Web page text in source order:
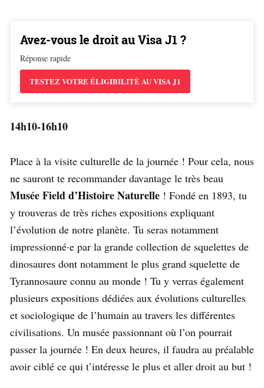
Avez-vous le droit au Visa J1 ?
Réponse rapide
TESTEZ VOTRE ÉLIGIBILITÉ AU VISA J1
14h10-16h10
Place à la visite culturelle de la journée ! Pour cela, nous
ne sauront te recommander davantage le très beau
Musée Field d’Histoire Naturelle ! Fondé en 1893, tu
y trouveras de très riches expositions expliquant
l’évolution de notre planète. Tu seras notamment
impressionné·e par la grande collection de squelettes de
dinosaures dont notamment le plus grand squelette de
Tyrannosaure connu au monde ! Tu y verras également
plusieurs expositions dédiées aux évolutions culturelles
et sociologique de l’humain au travers les différentes
civilisations. Un musée passionnant où l’on pourrait
passer la journée ! En deux heures, il faudra au préalable
avoir ciblé ce qui t’intéresse le plus et aller droit au but !